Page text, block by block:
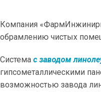
Компания
обрамлению чистых
Система с заводом
гипсометаллическими
возможностью завода